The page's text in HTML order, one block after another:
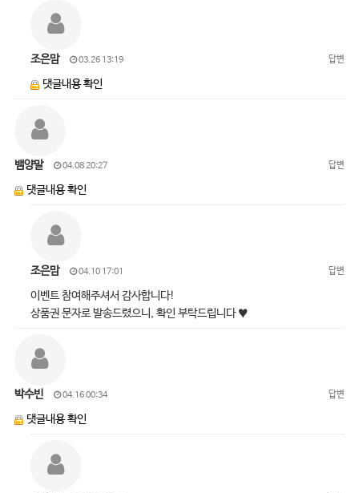
조은맘 03.26 13:19 답변
댓글내용 확인
뱀양말 04.08 20:27 답변
댓글내용 확인
조은맘 04.10 17:01 답변
이벤트 참여해주셔서 감사합니다!
상품권 문자로 발송드렸으니, 확인 부탁드립니다 ♥
박수빈 04.16 00:34 답변
댓글내용 확인